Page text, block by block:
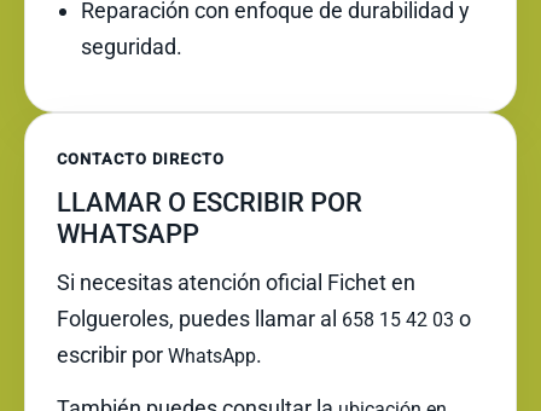
Reparación con enfoque de durabilidad y
seguridad.
CONTACTO DIRECTO
LLAMAR O ESCRIBIR POR
WHATSAPP
Si necesitas atención oficial Fichet en
Folgueroles, puedes llamar al 658 15 42 03 o
escribir por WhatsApp.